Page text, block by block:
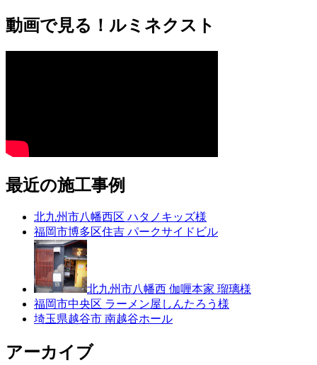
動画で見る！ルミネクスト
最近の施工事例
北九州市八幡西区 ハタノキッズ様
福岡市博多区住吉 パークサイドビル
北九州市八幡西 伽喱本家 瑠璃様
福岡市中央区 ラーメン屋しんたろう様
埼玉県越谷市 南越谷ホール
アーカイブ